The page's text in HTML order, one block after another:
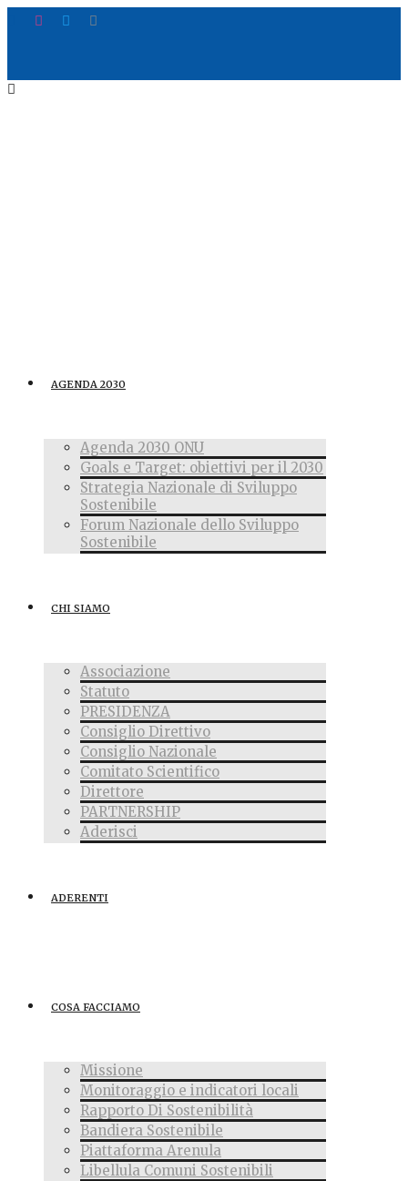
AGENDA 2030
Agenda 2030 ONU
Goals e Target: obiettivi per il 2030
Strategia Nazionale di Sviluppo
Sostenibile
Forum Nazionale dello Sviluppo
Sostenibile
CHI SIAMO
Associazione
Statuto
PRESIDENZA
Consiglio Direttivo
Consiglio Nazionale
Comitato Scientifico
Direttore
PARTNERSHIP
Aderisci
ADERENTI
COSA FACCIAMO
Missione
Monitoraggio e indicatori locali
Rapporto Di Sostenibilità
Bandiera Sostenibile
Piattaforma Arenula
Libellula Comuni Sostenibili